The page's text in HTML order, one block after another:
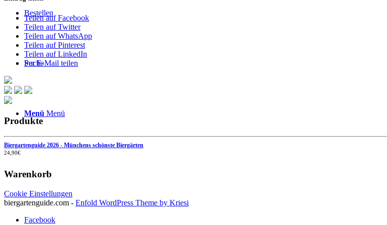
Bestellen
Suche
Menü Menü
Teilen auf Facebook
Teilen auf Twitter
Teilen auf WhatsApp
Teilen auf Pinterest
Teilen auf LinkedIn
Per E-Mail teilen
Produkte
Biergartenguide 2026 - Münchens schönste Biergärten
24,90€
Warenkorb
Cookie Einstellungen
biergartenguide.com - Enfold WordPress Theme by Kriesi
Facebook